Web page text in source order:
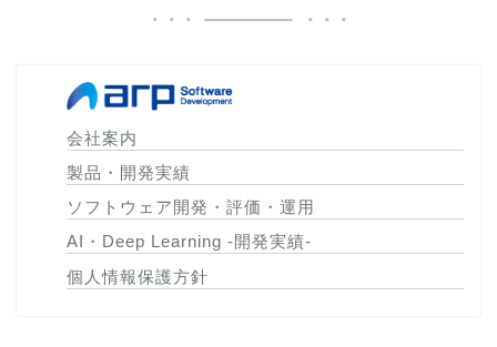
会社案内
製品・開発実績
ソフトウェア開発・評価・運用
AI・Deep Learning -開発実績-
個人情報保護方針